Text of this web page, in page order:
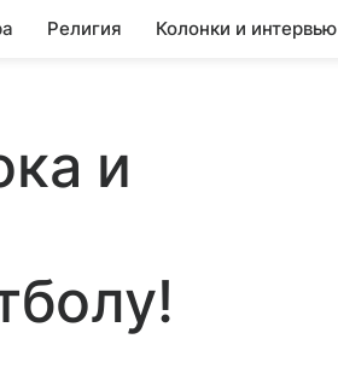
Религия Колонки и интервью
и